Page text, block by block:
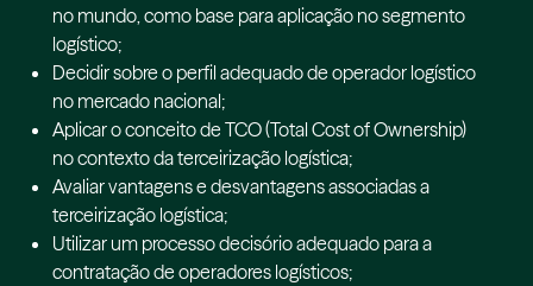
no mundo, como base para aplicação no segmento
logístico;
Decidir sobre o perfil adequado de operador logístico
no mercado nacional;
Aplicar o conceito de TCO (Total Cost of Ownership)
no contexto da terceirização logística;
Avaliar vantagens e desvantagens associadas a
terceirização logística;
Utilizar um processo decisório adequado para a
contratação de operadores logísticos;